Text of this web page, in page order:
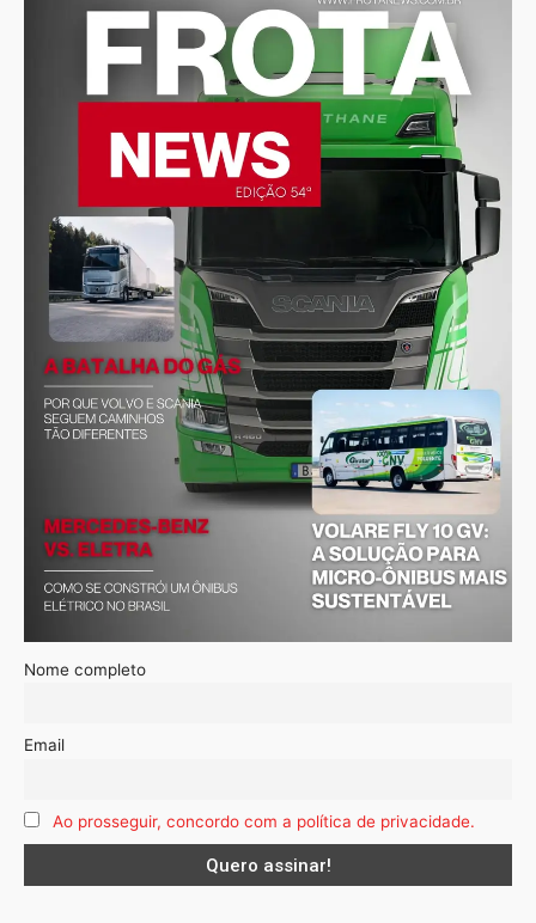
Nome completo
Email
Ao prosseguir, concordo com a política de privacidade.